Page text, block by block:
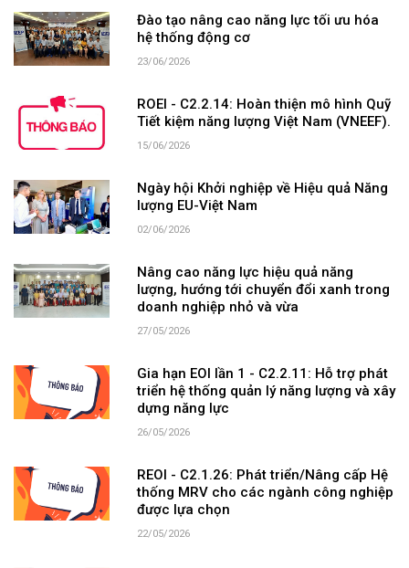
Đào tạo nâng cao năng lực tối ưu hóa
hệ thống động cơ
23/06/2026
ROEI - C2.2.14: Hoàn thiện mô hình Quỹ
Tiết kiệm năng lượng Việt Nam (VNEEF).
15/06/2026
Ngày hội Khởi nghiệp về Hiệu quả Năng
lượng EU-Việt Nam
02/06/2026
Nâng cao năng lực hiệu quả năng
lượng, hướng tới chuyển đổi xanh trong
doanh nghiệp nhỏ và vừa
27/05/2026
Gia hạn EOI lần 1 - C2.2.11: Hỗ trợ phát
triển hệ thống quản lý năng lượng và xây
dựng năng lực
26/05/2026
REOI - C2.1.26: Phát triển/Nâng cấp Hệ
thống MRV cho các ngành công nghiệp
được lựa chọn
22/05/2026